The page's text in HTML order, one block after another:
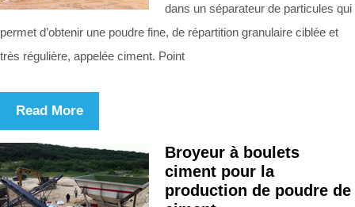
dans un séparateur de particules qui
permet d’obtenir une poudre fine, de répartition granulaire ciblée et
très régulière, appelée ciment. Point
Read More
Broyeur à boulets
ciment pour la
production de poudre de